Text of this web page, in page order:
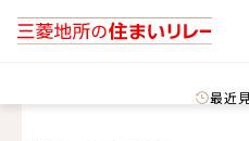
最近